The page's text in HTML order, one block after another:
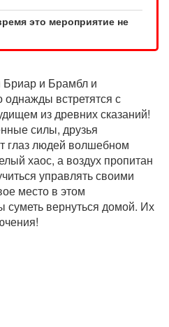
это мероприятие не
и Брамбл и
однажды встретятся с
из древних сказаний!
силы, друзья
глаз людей волшебном
хаос, а воздух пропитан
управлять своими
место в этом
суметь вернуться домой. Их